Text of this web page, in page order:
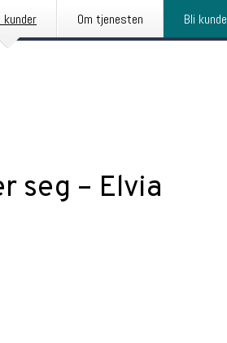
kunder Om tjenesten Bli kunde
seg – Elvia